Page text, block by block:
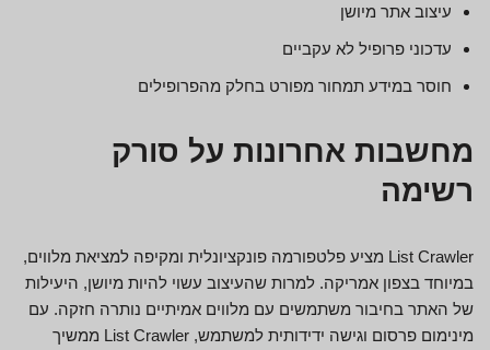
עיצוב אתר מיושן
עדכוני פרופיל לא עקביים
חוסר במידע תמחור מפורט בחלק מהפרופילים
מחשבות אחרונות על סורק
רשימה
List Crawler מציע פלטפורמה פונקציונלית ומקיפה למציאת מלווים,
במיוחד בצפון אמריקה. למרות שהעיצוב עשוי להיות מיושן, היעילות
של האתר בחיבור משתמשים עם מלווים אמיתיים נותרה חזקה. עם
מינימום פרסום וגישה ידידותית למשתמש, List Crawler ממשיך